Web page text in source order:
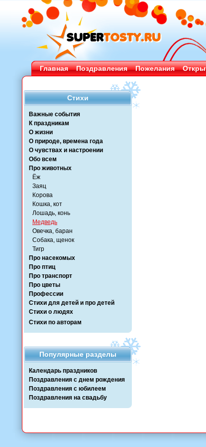
Главная Поздравления Пожелания
Стихи
Важные события
К праздникам
О жизни
О природе, времена года
О чувствах и настроении
Обо всем
Про животных
Ёж
Заяц
Корова
Кошка, кот
Лошадь, конь
Медведь
Овечка, баран
Собака, щенок
Тигр
Про насекомых
Про птиц
Про транспорт
Про цветы
Профессии
Стихи для детей и про детей
Стихи о людях
Стихи по авторам
Популярные разделы
Календарь праздников
Поздравления с днем рождения
Поздравления с юбилеем
Поздравления на свадьбу